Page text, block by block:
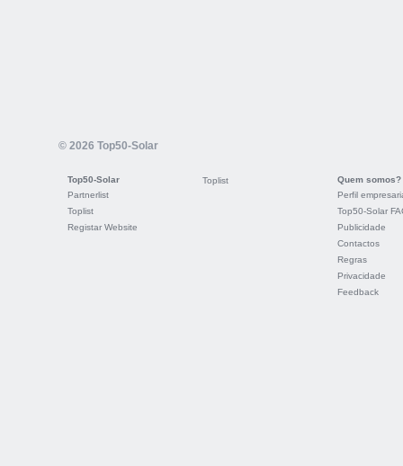
© 2026 Top50-Solar
Top50-Solar
Partnerlist
Toplist
Registar Website
Toplist
Quem somos?
Perfil
Top50-Solar
Publicidade
Contactos
Regras
Privacidade
Feedback